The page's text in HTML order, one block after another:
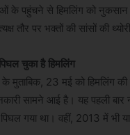
के पहुंचने से हिमलिंग को नुकसान
तौर पर भक्तों की सांसों की
चुका है हिमलिंग
के मुताबिक, 23 मई को
सामने आई है। यह पहली बार
पिघल गया था। वहीं, 2013 में भी